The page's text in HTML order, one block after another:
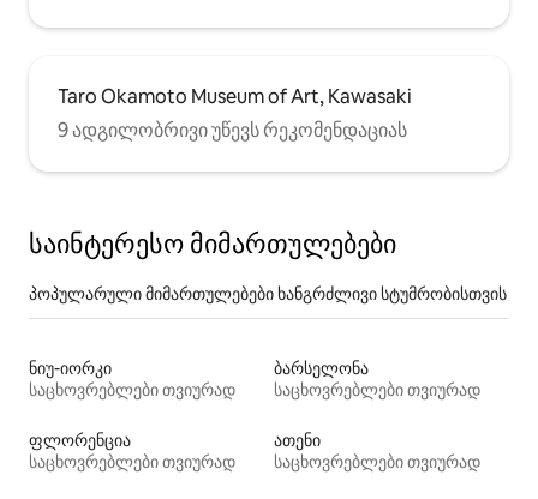
Taro Okamoto Museum of Art, Kawasaki
9 ადგილობრივი უწევს რეკომენდაციას
საინტერესო მიმართულებები
პოპულარული მიმართულებები ხანგრძლივი სტუმრობისთვის
ნიუ-იორკი
საცხოვრებლები თვიურად
ბარსელონა
საცხოვრებლები თვიურად
ფლორენცია
საცხოვრებლები თვიურად
ათენი
საცხოვრებლები თვიურად